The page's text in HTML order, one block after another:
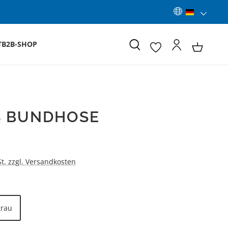
B2B-SHOP
BUNDHOSE
zzgl. Versandkosten